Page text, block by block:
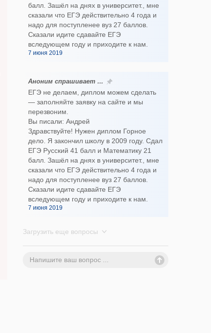
балл. Зашёл на днях в университет., мне
сказали что ЕГЭ действительно 4 года и
надо для поступленее вуз 27 баллов.
Сказали идите сдавайте ЕГЭ
вследующем году и приходите к нам.
7 июня 2019
Аноним спрашивает ...
ЕГЭ не делаем, диплом можем сделать
— заполняйте заявку на сайте и мы
перезвоним.
Вы писали: Андрей
Здравствуйте! Нужен диплом Горное
дело. Я закончил школу в 2009 году. Сдал
ЕГЭ Русский 41 балл и Математику 21
балл. Зашёл на днях в университет., мне
сказали что ЕГЭ действительно 4 года и
надо для поступленее вуз 27 баллов.
Сказали идите сдавайте ЕГЭ
вследующем году и приходите к нам.
7 июня 2019
Загрузить еще вопросы